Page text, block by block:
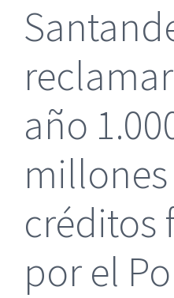
año
millones
créditos
por el